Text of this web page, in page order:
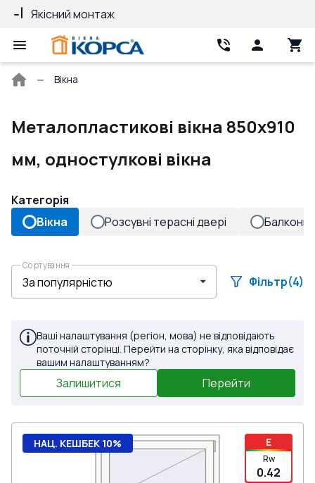
Якісний монтаж
Головна
Вікна
Металопластикові вікна 850x910
мм, одностулкові вікна
Категорія
Вікна
Розсувні терасні двері Балконні
Сортування
Фільтр(4)
Ваші налаштування (регіон, мова) не відповідають
поточній сторінці. Перейти на сторінку, яка відповідає
вашим налаштуванням?
Залишитися Перейти
E
Rw
0.42
НАЦ. КЕШБЕК 10%